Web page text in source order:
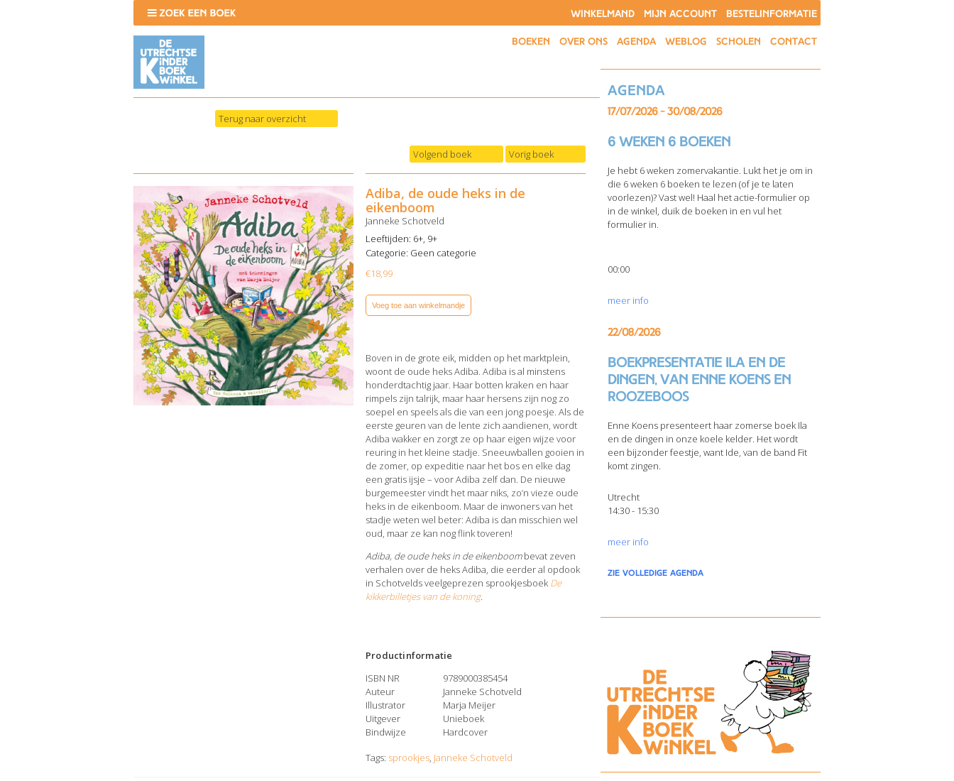
WINKELMAND MIJN ACCOUNT BESTELINFORMATIE
BOEKEN OVER ONS AGENDA WEBLOG SCHOLEN CONTACT
Terug naar overzicht
Volgend boek Vorig boek
Adiba, de oude heks in de
eikenboom
Janneke Schotveld
Leeftijden: 6+, 9+
Categorie: Geen categorie
€18,99
Voeg toe aan winkelmandje
Boven in de grote eik, midden op het marktplein,
woont de oude heks Adiba. Adiba is al minstens
honderdtachtig jaar. Haar botten kraken en haar
rimpels zijn talrijk, maar haar hersens zijn nog zo
soepel en speels als die van een jong poesje. Als de
eerste geuren van de lente zich aandienen, wordt
Adiba wakker en zorgt ze op haar eigen wijze voor
reuring in het kleine stadje. Sneeuwballen gooien in
de zomer, op expeditie naar het bos en elke dag
een gratis ijsje – voor Adiba zelf dan. De nieuwe
burgemeester vindt het maar niks, zo’n vieze oude
heks in de eikenboom. Maar de inwoners van het
stadje weten wel beter: Adiba is dan misschien wel
oud, maar ze kan nog flink toveren!
Adiba, de oude heks in de eikenboombevat zeven
verhalen over de heks Adiba, die eerder al opdook
in Schotvelds veelgeprezen sprookjesboek De
kikkerbilletjes van de koning.
Productinformatie
ISBN NR
9789000385454
Auteur
Janneke Schotveld
Illustrator
Marja Meijer
Uitgever
Unieboek
Bindwijze
Hardcover
Tags: sprookjes, Janneke Schotveld
Agenda
17/07/2026 - 30/08/2026
6 weken 6 boeken
Je hebt 6 weken zomervakantie. Lukt het je om in
die 6 weken 6 boeken te lezen (of je te laten
voorlezen)? Vast wel! Haal het actie-formulier op
in de winkel, duik de boeken in en vul het
formulier in.
00:00
meer info
22/08/2026
Boekpresentatie Ila en de
dingen, van Enne Koens en
Roozeboos
Enne Koens presenteert haar zomerse boek Ila
en de dingen in onze koele kelder. Het wordt
een bijzonder feestje, want Ide, van de band Fit
komt zingen.
Utrecht
14:30 - 15:30
meer info
zie volledige agenda